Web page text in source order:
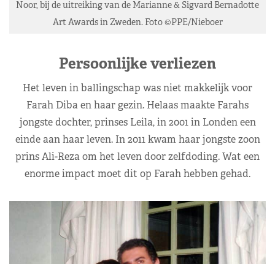
Noor, bij de uitreiking van de Marianne & Sigvard Bernadotte
Art Awards in Zweden. Foto ©PPE/Nieboer
Persoonlijke verliezen
Het leven in ballingschap was niet makkelijk voor
Farah Diba en haar gezin. Helaas maakte Farahs
jongste dochter, prinses Leila, in 2001 in Londen een
einde aan haar leven. In 2011 kwam haar jongste zoon
prins Ali-Reza om het leven door zelfdoding. Wat een
enorme impact moet dit op Farah hebben gehad.